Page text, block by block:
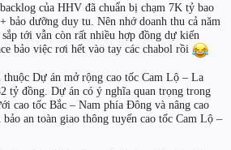
của HHV đã chuẩn bị chạm 7K tỷ bao
bảo dưỡng duy tu. Nên nhớ doanh thu cả năm
tới vẫn còn rất nhiều hợp đồng dự kiến
bảo việc rơi hết vào tay các chabol rồi
Dự án mở rộng cao tốc Cam Lộ – La
tỷ đồng. Dự án có ý nghĩa quan trọng trong
cao tốc Bắc – Nam phía Đông và nâng cao
an toàn giao thông tuyến cao tốc Cam Lộ –